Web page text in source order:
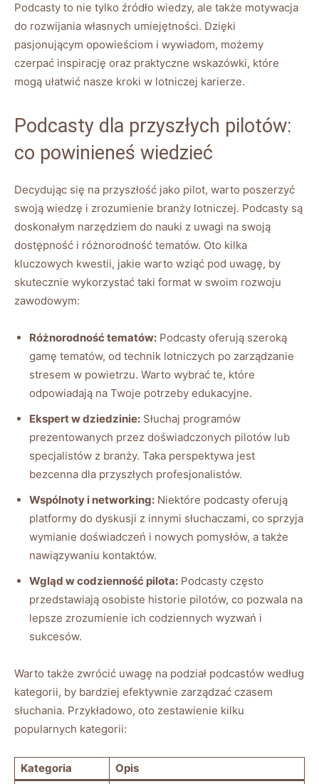
Podcasty to nie tylko źródło wiedzy, ale także motywacja
do rozwijania własnych umiejętności. ‍Dzięki
pasjonującym opowieściom i wywiadom,‍ możemy
czerpać⁤ inspirację ⁣oraz praktyczne wskazówki, które
mogą ‌ułatwić nasze​ kroki w lotniczej karierze.
Podcasty dla przyszłych pilotów:
co powinieneś​ wiedzieć
Decydując się‍ na przyszłość jako pilot, warto poszerzyć
swoją wiedzę i zrozumienie branży lotniczej. Podcasty są
doskonałym narzędziem do nauki z uwagi na swoją
dostępność i różnorodność ⁢tematów.⁤ Oto kilka
kluczowych kwestii, jakie warto wziąć pod uwagę, by
skutecznie wykorzystać taki format w‌ swoim rozwoju
zawodowym:
Różnorodność tematów: Podcasty oferują szeroką
gamę tematów, od technik lotniczych po zarządzanie
⁤stresem w powietrzu. Warto wybrać te, które
odpowiadają na Twoje potrzeby edukacyjne.
Ekspert w dziedzinie: Słuchaj programów
prezentowanych przez doświadczonych pilotów lub
specjalistów z branży. Taka perspektywa jest‍
bezcenna dla przyszłych profesjonalistów.
Wspólnoty i networking: Niektóre podcasty oferują
‌platformy do dyskusji z innymi słuchaczami, co ⁤sprzyja
wymianie doświadczeń i nowych pomysłów, a także
nawiązywaniu kontaktów.
Wgląd w codzienność pilota: Podcasty często
przedstawiają osobiste historie pilotów, co pozwala na
lepsze zrozumienie ich codziennych wyzwań i
sukcesów.
Warto ‍także zwrócić uwagę na podział podcastów według
​kategorii,‌ by bardziej efektywnie zarządzać czasem
słuchania.⁢ Przykładowo, oto zestawienie kilku
popularnych kategorii:
Kategoria
Opis